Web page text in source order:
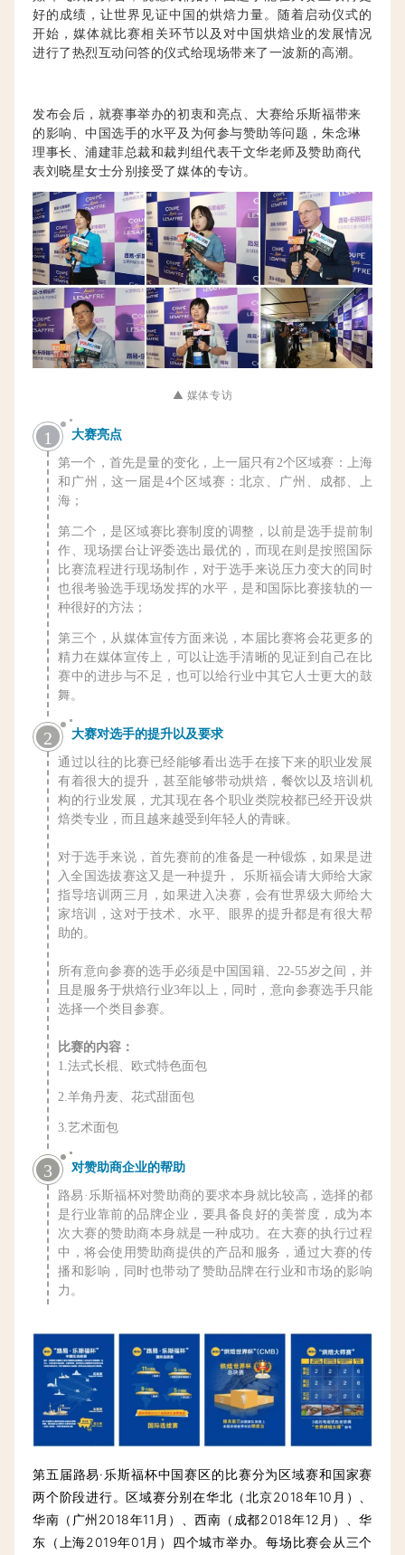
好的成绩，让世界见证中国的烘焙力量。随着启动仪式的
开始，媒体就比赛相关环节以及对中国烘焙业的发展情况
进行了热烈互动问答的仪式给现场带来了一波新的高潮。
发布会后，就赛事举办的初衷和亮点、大赛给乐斯福带来
的影响、中国选手的水平及为何参与赞助等问题，朱念琳
理事长、浦建菲总裁和裁判组代表干文华老师及赞助商代
表刘晓星女士分别接受了媒体的专访。
▲ 媒体专访
1 大赛亮点
第一个，首先是量的变化，上一届只有2个区域赛：上海
和广州，这一届是4个区域赛：北京、广州、成都、上
海；
第二个，是区域赛比赛制度的调整，以前是选手提前制
作、现场摆台让评委选出最优的，而现在则是按照国际
比赛流程进行现场制作，对于选手来说压力变大的同时
也很考验选手现场发挥的水平，是和国际比赛接轨的一
种很好的方法；
第三个，从媒体宣传方面来说，本届比赛将会花更多的
精力在媒体宣传上，可以让选手清晰的见证到自己在比
赛中的进步与不足，也可以给行业中其它人士更大的鼓
舞。
2 大赛对选手的提升以及要求
通过以往的比赛已经能够看出选手在接下来的职业发展
有着很大的提升，甚至能够带动烘焙，餐饮以及培训机
构的行业发展，尤其现在各个职业类院校都已经开设烘
焙类专业，而且越来越受到年轻人的青睐。
对于选手来说，首先赛前的准备是一种锻炼，如果是进
入全国选拔赛这又是一种提升， 乐斯福会请大师给大家
指导培训两三月，如果进入决赛，会有世界级大师给大
家培训，这对于技术、水平、眼界的提升都是有很大帮
助的。
所有意向参赛的选手必须是中国国籍、22-55岁之间，并
且是服务于烘焙行业3年以上，同时，意向参赛选手只能
选择一个类目参赛。
比赛的内容：
1.法式长棍、欧式特色面包
2.羊角丹麦、花式甜面包
3.艺术面包
3 对赞助商企业的帮助
路易·乐斯福杯对赞助商的要求本身就比较高，选择的都
是行业靠前的品牌企业，要具备良好的美誉度，成为本
次大赛的赞助商本身就是一种成功 。在大赛的执行过程
中，将会使用赞助商提供的产品和服务，通过大赛的传
播和影响，同时也带动了赞助品牌在行业和市场的影响
力。
第五届路易·乐斯福杯中国赛区的比赛分为区域赛和国家赛
两个阶段进行。区域赛分别在华北（北京2018年10月）、
华南（广州2018年11月）、西南（成都2018年12月）、华
东（上海2019年01月）四个城市举办。每场比赛会从三个